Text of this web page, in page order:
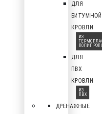
ДЛЯ
БИТУМНОЙ
КРОВЛИ
ИЗ
ДЛЯ
ПВХ
КРОВЛИ
ИЗ
ПВХ
ДРЕНАЖНЫЕ